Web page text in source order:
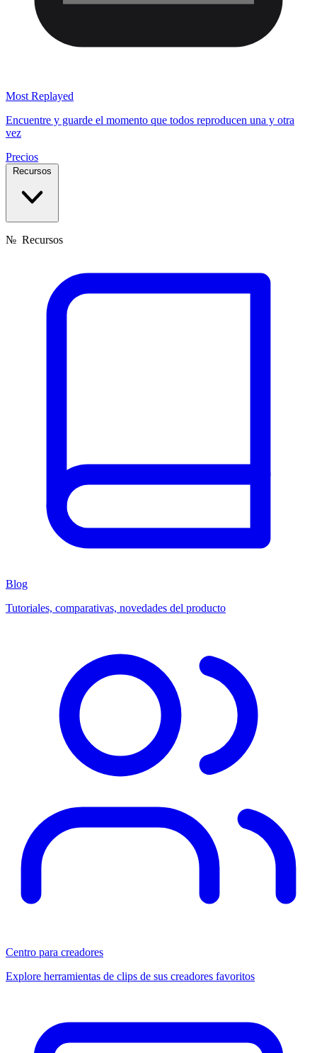
Most Replayed
Encuentre y guarde el momento que todos reproducen una y otra
vez
Precios
Recursos
№ Recursos
Blog
Tutoriales, comparativas, novedades del producto
Centro para creadores
Explore herramientas de clips de sus creadores favoritos